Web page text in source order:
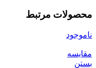
محصولات مرتبط
ناموجود
مقایسه
بستن